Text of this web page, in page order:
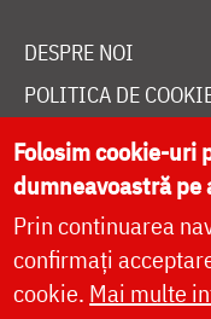
DESPRE NOI
POLITICA DE
DONEAZĂ ONLINE
LIVE
Folosim cookie-
dumneavoastră pe
Prin continuarea
confirmați
cookie. Mai multe